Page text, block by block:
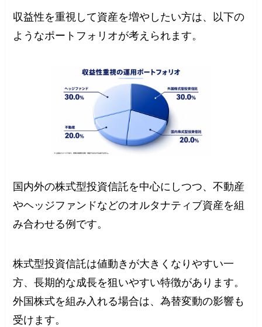
収益性を重視して資産を増やしたい方は、以下の
ようなポートフォリオが考えられます。
国内外の株式型投資信託を中心にしつつ、不動産
やヘッジファンドなどのオルタナティブ資産を組
み合わせる例です。
株式型投資信託は値動きが大きくなりやすい一
方、長期的な成長を狙いやすい特徴があります。
外国株式を組み入れる場合は、為替変動の影響も
受けます。